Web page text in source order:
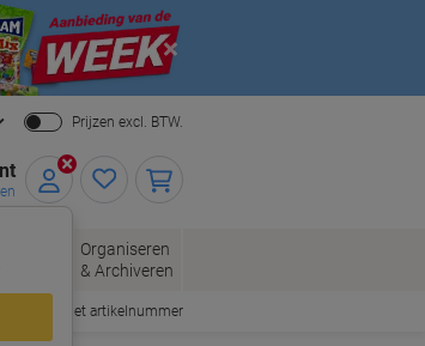
Close
Prijzen excl. BTW.
Organiseren
& Archiveren
bestellen met artikelnummer